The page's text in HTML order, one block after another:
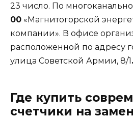
23 число. По
00 «Магнитогорской
компании». В офисе
расположенной по адресу
улица Советской Армии, 8/1.
Где купить
счетчики на